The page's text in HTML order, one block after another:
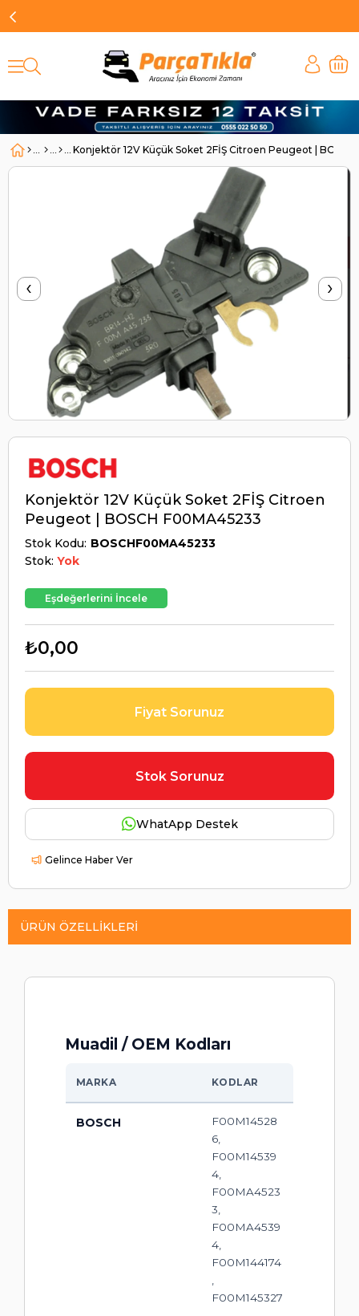
Konjektör 12V Küçük Soket 2FİŞ Citroen Peugeot |
‹ ›
Konjektör 12V Küçük Soket 2FİŞ Citroen
Peugeot | BOSCH F00MA45233
Stok Kodu BOSCHF00MA45233
Stok: Yok
Eşdeğerlerini İncele
₺0,00
Fiyat Sorunuz
Stok Sorunuz
WhatApp Destek
Gelince Haber Ver
ÜRÜN ÖZELLIKLERI
Muadil / OEM Kodları
MARKA KODLAR
BOSCH
F00M14528
6,
F00M14539
4,
F00MA4523
3,
F00MA4539
4,
F00M144174
F00M145327